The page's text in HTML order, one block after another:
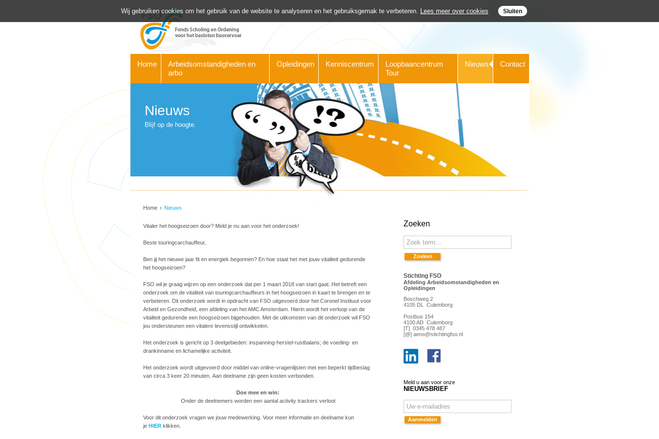
Wij gebruiken cookies om het gebruik van de website te analyseren en het gebruiksgemak te verbeteren. Lees meer over cookies Sluiten
Home
Arbeidsomstandigheden en
arbo
Opleidingen Kenniscentrum
Loopbaancentrum
Tour
Nieuws Contact
Nieuws
Blijf op de hoogte.
Home › Nieuws
Vitaler het hoogseizoen door? Meld je nu aan voor het onderzoek!
Beste touringcarchauffeur,
Ben jij het nieuwe jaar fit en energiek begonnen? En hoe staat het met jouw vitaliteit gedurende
het hoogseizoen?
FSO wil je graag wijzen op een onderzoek dat per 1 maart 2018 van start gaat. Het betreft een
onderzoek om de vitaliteit van touringcarchauffeurs in het hoogseizoen in kaart te brengen en te
verbeteren. Dit onderzoek wordt in opdracht van FSO uitgevoerd door het Coronel Instituut voor
Arbeid en Gezondheid, een afdeling van het AMC Amsterdam. Hierin wordt het verloop van de
vitaliteit gedurende een hoogseizoen bijgehouden. Met de uitkomsten van dit onderzoek wil FSO
jou ondersteunen een vitalere levensstijl ontwikkelen.
Het onderzoek is gericht op 3 deelgebieden: inspanning-herstel-rustbalans; de voeding- en
drankinname en lichamelijke activiteit.
Het onderzoek wordt uitgevoerd door middel van online-vragenlijsten met een beperkt tijdbeslag
van circa 3 keer 20 minuten. Aan deelname zijn geen kosten verbonden.
Doe mee en win:
Onder de deelnemers worden een aantal activity trackers verloot
Voor dit onderzoek vragen we jouw medewerking. Voor meer informatie en deelname kun
je HIERklikken.
Zoeken
Stichting FSO
Afdeling Arbeidsomstandigheden en
Opleidingen
Boschweg 2
4105 DL Culemborg
Postbus 154
4100 AD Culemborg
[T] 0345 478 487
[@] aeno@stichtingfso.nl
Meld u aan voor onze
NIEUWSBRIEF